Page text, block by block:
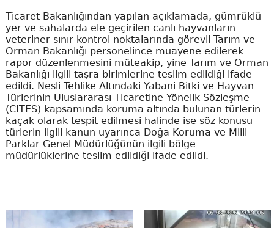
Ticaret Bakanlığından yapılan açıklamada, gümrüklü
yer ve sahalarda ele geçirilen canlı hayvanların
veteriner sınır kontrol noktalarında görevli Tarım ve
Orman Bakanlığı personelince muayene edilerek
rapor düzenlenmesini müteakip, yine Tarım ve Orman
Bakanlığı ilgili taşra birimlerine teslim edildiği ifade
edildi. Nesli Tehlike Altındaki Yabani Bitki ve Hayvan
Türlerinin Uluslararası Ticaretine Yönelik Sözleşme
(CITES) kapsamında koruma altında bulunan türlerin
kaçak olarak tespit edilmesi halinde ise söz konusu
türlerin ilgili kanun uyarınca Doğa Koruma ve Milli
Parklar Genel Müdürlüğünün ilgili bölge
müdürlüklerine teslim edildiği ifade edildi.